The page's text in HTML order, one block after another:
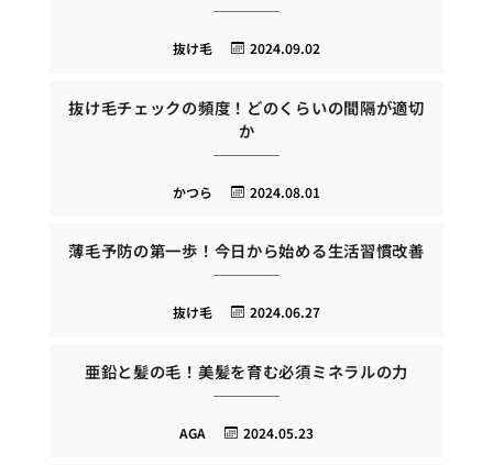
2024.09.02
抜け毛
抜け毛チェックの頻度！どのくらいの間隔が適切
か
2024.08.01
かつら
薄毛予防の第一歩！今日から始める生活習慣改善
2024.06.27
抜け毛
亜鉛と髪の毛！美髪を育む必須ミネラルの力
2024.05.23
AGA